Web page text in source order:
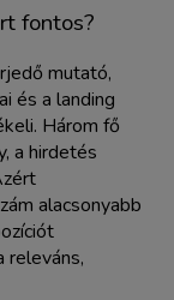
fontos?
mutató,
és a landing
Három fő
a hirdetés
alacsonyabb
releváns,